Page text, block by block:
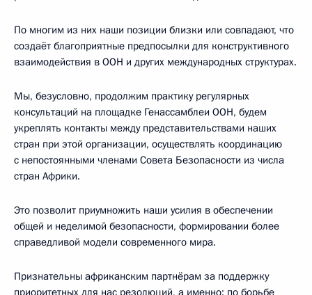
По многим из них наши позиции близки или совпадают, что
создаёт благоприятные предпосылки для конструктивного
взаимодействия в ООН и других международных структурах.
Мы, безусловно, продолжим практику регулярных
консультаций на площадке Генассамблеи ООН, будем
укреплять контакты между представительствами наших
стран при этой организации, осуществлять координацию
с непостоянными членами Совета Безопасности из числа
стран Африки.
Это позволит приумножить наши усилия в обеспечении
общей и неделимой безопасности, формировании более
справедливой модели современного мира.
Признательны африканским партнёрам за поддержку